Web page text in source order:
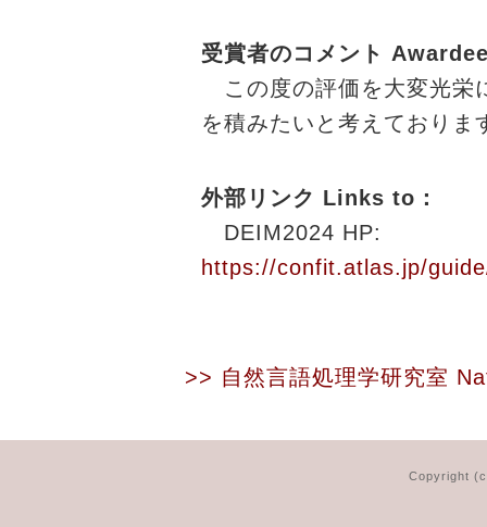
受賞者のコメント
この度の評価を大変光栄
を積みたいと考えておりま
外部リンク Links to：
DEIM2024 HP:
https://confit.atlas.jp/
>> 自然言語処理学研究室
Copyright